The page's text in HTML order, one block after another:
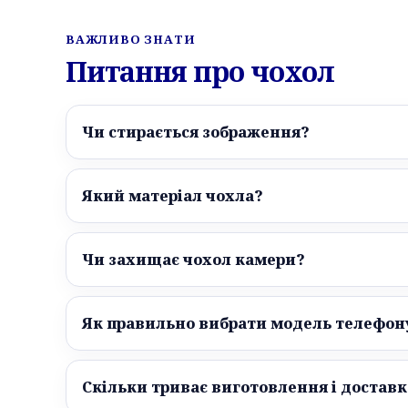
ВАЖЛИВО ЗНАТИ
Питання про чохол
Чи стирається зображення?
Який матеріал чохла?
Чи захищає чохол камери?
Як правильно вибрати модель
Скільки триває виготовлення і